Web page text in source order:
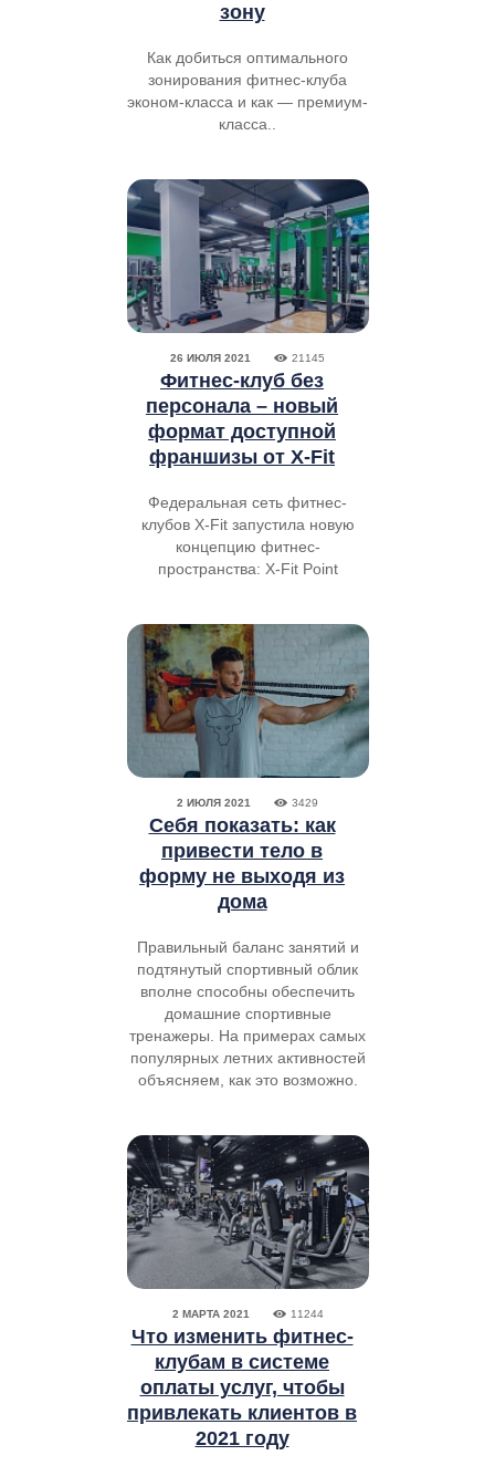
зону
Как добиться оптимального
зонирования фитнес-клуба
эконом-класса и как — премиум-
класса..
26 ИЮЛЯ 2021 21145
Фитнес-клуб без
персонала – новый
формат доступной
франшизы от X-Fit
Федеральная сеть фитнес-
клубов X-Fit запустила новую
концепцию фитнес-
пространства: X-Fit Point
2 ИЮЛЯ 2021 3429
Себя показать: как
привести тело в
форму не выходя из
дома
Правильный баланс занятий и
подтянутый спортивный облик
вполне способны обеспечить
домашние спортивные
тренажеры. На примерах самых
популярных летних активностей
объясняем, как это возможно.
2 МАРТА 2021 11244
Что изменить фитнес-
клубам в системе
оплаты услуг, чтобы
привлекать клиентов в
2021 году